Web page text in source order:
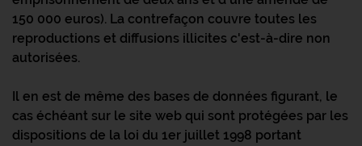
150 000 euros). La contrefaçon couvre toutes les
reproductions et diffusions illicites c'est-à-dire non
autorisées.
Il en est de même des bases de données figurant, le
cas échéant sur le site web qui sont protégées par les
dispositions de la loi du 1er juillet 1998 portant